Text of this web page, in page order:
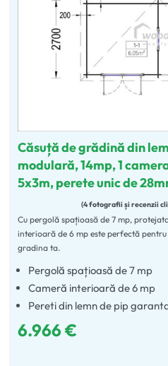
Căsuță de grădină din
modulară, 14mp, 1
5x3m, perete unic de
Evaluat la5.00din 5
4 fotografii și recenzii
Cu pergolă spațioasă de 7 mp,
interioară de 6 mp este perfectă
gradina ta.
Pergolă spațioasă de 7 mp
Cameră interioară de 6 mp
Pereti din lemn de pip
6.966€